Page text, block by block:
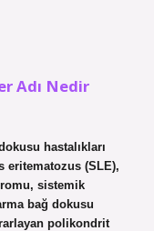
Adı Nedir
hastalıkları
eritematozus (SLE),
sistemik
bağ dokusu
polikondrit